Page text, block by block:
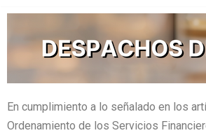
En cumplimiento a lo señalado en los
Ordenamiento de los Servicios